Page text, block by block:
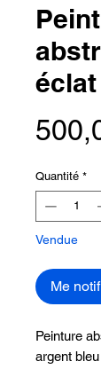
Quantité *
Vendue
Me
Peinture
argent bleu